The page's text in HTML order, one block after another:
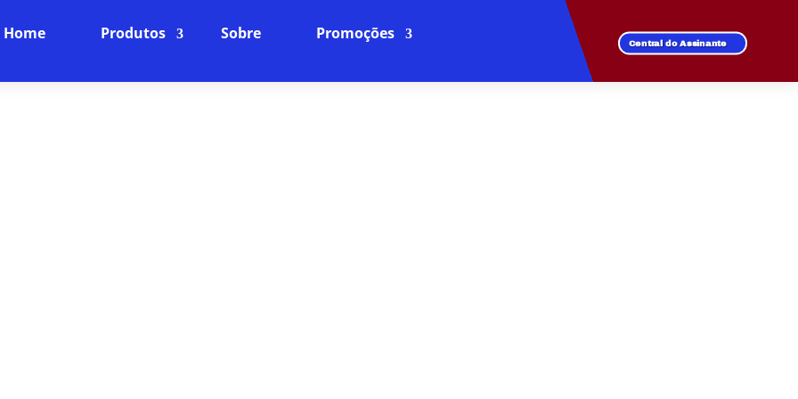
Home Produtos Sobre Promoções Central do Assinante